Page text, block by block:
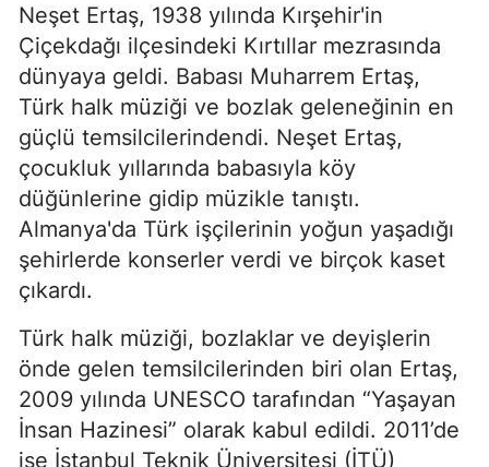
Neşet Ertaş, 1938 yılında Kırşehir'in
Çiçekdağı ilçesindeki Kırtıllar mezrasında
dünyaya geldi. Babası Muharrem Ertaş,
Türk halk müziği ve bozlak geleneğinin en
güçlü temsilcilerindendi. Neşet Ertaş,
çocukluk yıllarında babasıyla köy
düğünlerine gidip müzikle tanıştı.
Almanya'da Türk işçilerinin yoğun yaşadığı
şehirlerde konserler verdi ve birçok kaset
çıkardı.
Türk halk müziği, bozlaklar ve deyişlerin
önde gelen temsilcilerinden biri olan Ertaş,
2009 yılında UNESCO tarafından “Yaşayan
İnsan Hazinesi” olarak kabul edildi. 2011’de
ise İstanbul Teknik Üniversitesi (İTÜ)